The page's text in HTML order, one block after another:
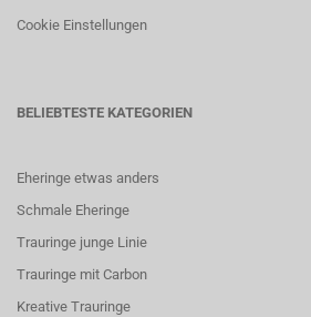
Cookie Einstellungen
BELIEBTESTE KATEGORIEN
Eheringe etwas anders
Schmale Eheringe
Trauringe junge Linie
Trauringe mit Carbon
Kreative Trauringe